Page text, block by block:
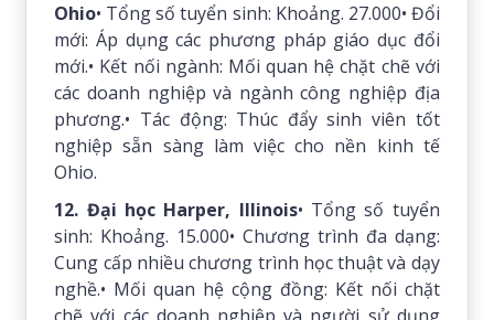
Ohio• Tổng số tuyển sinh: Khoảng. 27.000• Đổi
mới: Áp dụng các phương pháp giáo dục đổi
mới.• Kết nối ngành: Mối quan hệ chặt chẽ với
các doanh nghiệp và ngành công nghiệp địa
phương.• Tác động: Thúc đẩy sinh viên tốt
nghiệp sẵn sàng làm việc cho nền kinh tế
Ohio.
12. Đại học Harper, Illinois• Tổng số tuyển
sinh: Khoảng. 15.000• Chương trình đa dạng:
Cung cấp nhiều chương trình học thuật và dạy
nghề.• Mối quan hệ cộng đồng: Kết nối chặt